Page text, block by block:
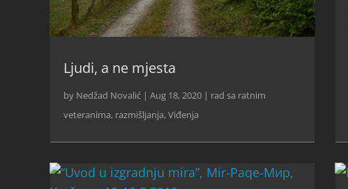
Ljudi, a ne mjesta
by Nedžad Novalić | Aug 18, 2020 | rad sa ratnim
veteranima, razmišljanja,Viđenja